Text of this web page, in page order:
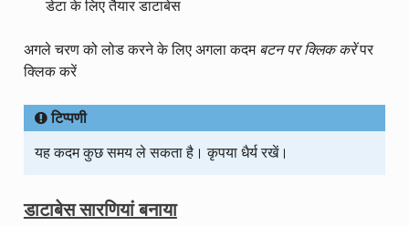
डेटा के लिए तैयार डाटाबेस
अगले चरण को लोड करने के लिए अगला कदम बटन पर क्लिक करेंपर
क्लिक करें
टिप्पणी
यह कदम कुछ समय ले सकता है। कृपया धैर्य रखें।
डाटाबेस सारणियां बनाया